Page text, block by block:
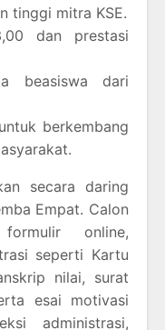
tinggi mitra KSE.
dan prestasi
beasiswa dari
berkembang
secara daring
Empat. Calon
online,
seperti Kartu
nilai, surat
esai motivasi
administrasi,